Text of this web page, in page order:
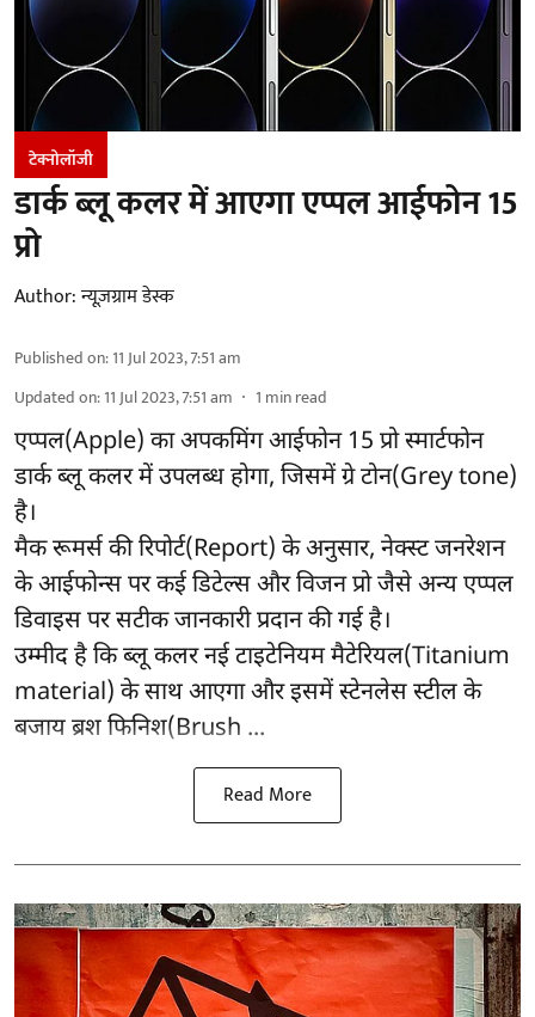
टेक्नोलॉजी
डार्क ब्लू कलर में आएगा एप्पल आईफोन 15
प्रो
Author:न्यूज़ग्राम डेस्क
Published on:11 Jul 2023, 7:51 am
Updated on:11 Jul 2023, 7:51 am 1 min read
एप्पल(Apple) का अपकमिंग आईफोन 15 प्रो स्मार्टफोन
डार्क ब्लू कलर में उपलब्ध होगा, जिसमें ग्रे टोन(Grey tone)
है।
मैक रूमर्स की रिपोर्ट(Report) के अनुसार, नेक्स्ट जनरेशन
के आईफोन्स पर कई डिटेल्स और विजन प्रो जैसे अन्य एप्पल
डिवाइस पर सटीक जानकारी प्रदान की गई है।
उम्मीद है कि ब्लू कलर नई टाइटेनियम मैटेरियल(Titanium
material) के साथ आएगा और इसमें स्टेनलेस स्टील के
बजाय ब्रश फिनिश(Brush ...
Read More